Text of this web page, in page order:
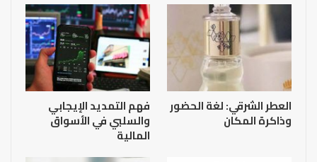
العطر الشرقي: لغة الحضور
وذاكرة المكان
فهم التمديد الإيجابي
والسلبي في الأسواق
المالية